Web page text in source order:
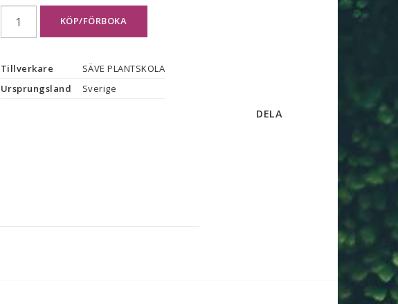
KÖP/FÖRBOKA
Tillverkare
SÄVE PLANTSKOLA
Ursprungsland
Sverige
DELA